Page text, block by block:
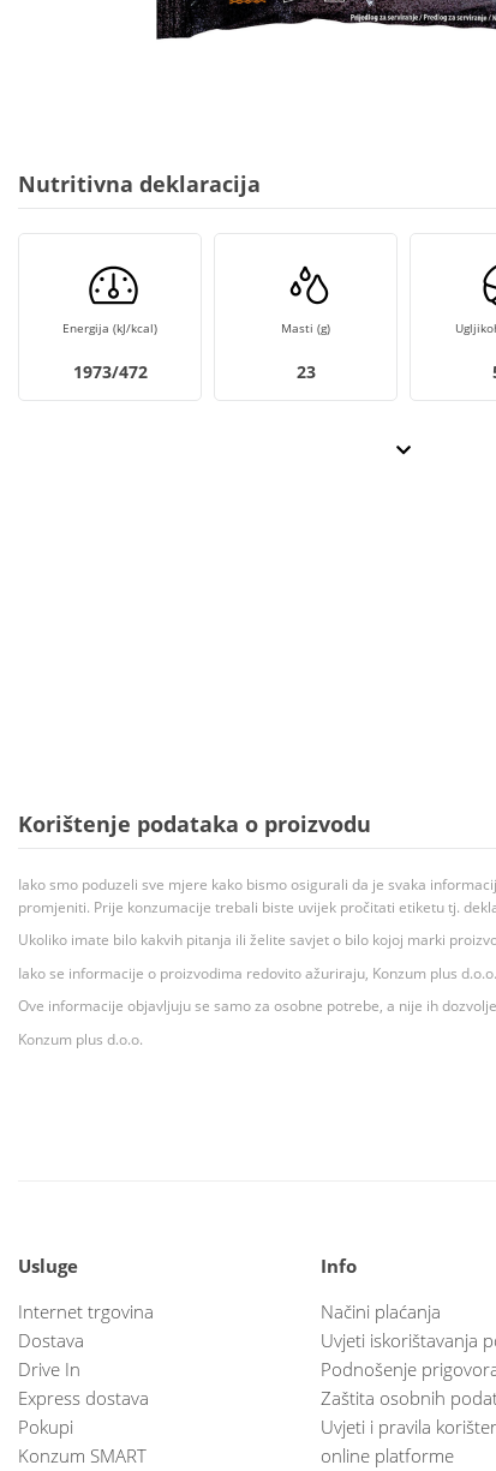
Nutritivna deklaracija
Energija (kJ/kcal)
1973/472
Masti (g)
23
Korištenje podataka o proizvodu
Iako smo poduzeli sve mjere kako bismo osigurali da je svaka
promjeniti. Prije konzumacije trebali biste uvijek pročitati etiketu tj.
Ukoliko imate bilo kakvih pitanja ili želite savjet o bilo kojoj marki
Iako se informacije o proizvodima redovito ažuriraju, Konzum plus
Ove informacije objavljuju se samo za osobne potrebe, a nije ih
Konzum plus d.o.o.
Usluge
Internet trgovina
Dostava
Drive In
Express dostava
Pokupi
Konzum SMART
Info
Načini plaćanja
Uvjeti iskorištavanja
Podnošenje
Zaštita osobnih
Uvjeti i pravila
online platforme